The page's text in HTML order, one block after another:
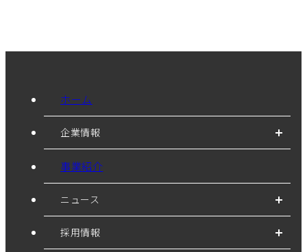
ホーム
企業情報
事業紹介
ニュース
採用情報